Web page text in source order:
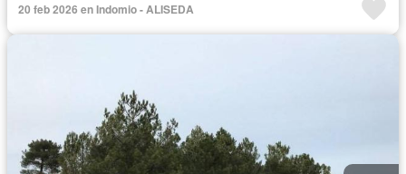
20 feb 2026 en Indomio - ALISEDA